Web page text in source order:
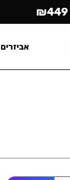
אביזרים